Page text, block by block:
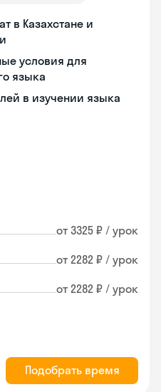
в Казахстане и
условия для
языка
в изучении языка
от 3325 ₽ / урок
от 2282 ₽ / урок
от 2282 ₽ / урок
Подобрать время